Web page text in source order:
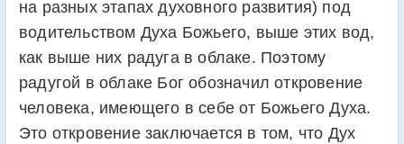
на разных этапах духовного развития) под
водительством Духа Божьего, выше этих вод,
как выше них радуга в облаке. Поэтому
радугой в облаке Бог обозначил откровение
человека, имеющего в себе от Божьего Духа.
Это откровение заключается в том, что Дух